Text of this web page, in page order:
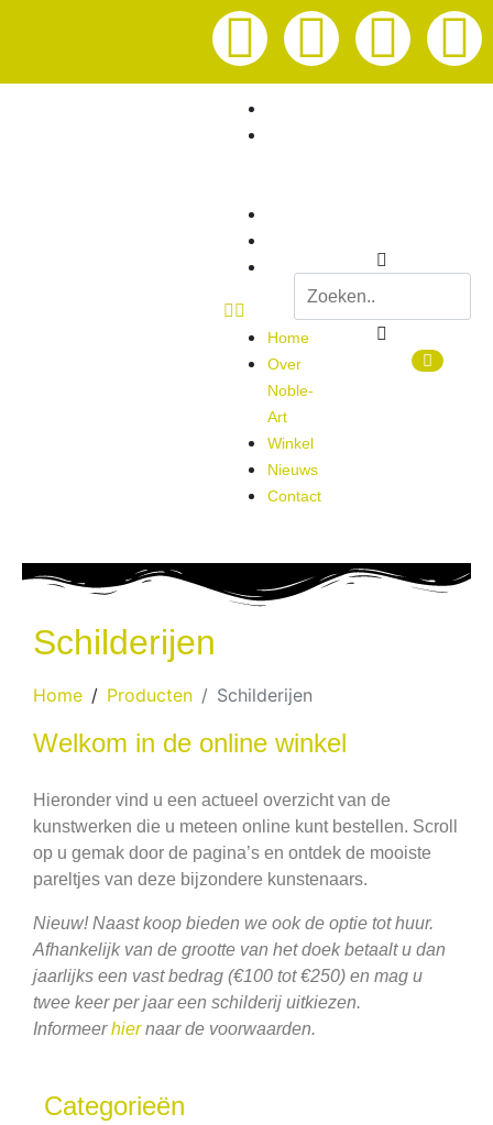
Home
Over
Noble-
Art
Winkel
Nieuws
Contact
Schilderijen
Home Producten Schilderijen
Welkom in de online winkel
Hieronder vind u een actueel overzicht van de
kunstwerken die u meteen online kunt bestellen. Scroll
op u gemak door de pagina’s en ontdek de mooiste
pareltjes van deze bijzondere kunstenaars.
Nieuw! Naast koop bieden we ook de optie tot huur.
Afhankelijk van de grootte van het doek betaalt u dan
jaarlijks een vast bedrag (€100 tot €250) en mag u
twee keer per jaar een schilderij uitkiezen.
Informeerhiernaar de voorwaarden.
Categorieën